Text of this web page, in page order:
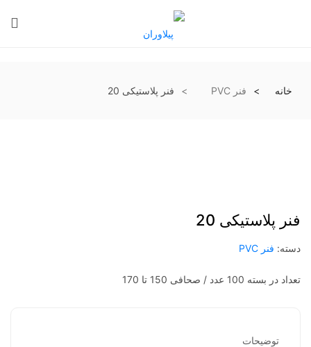
خانه فنر PVC فنر پلاستیکی 20
فنر پلاستیکی 20
دسته: فنر PVC
تعداد در بسته 100 عدد / صحافی 150 تا 170
توضیحات